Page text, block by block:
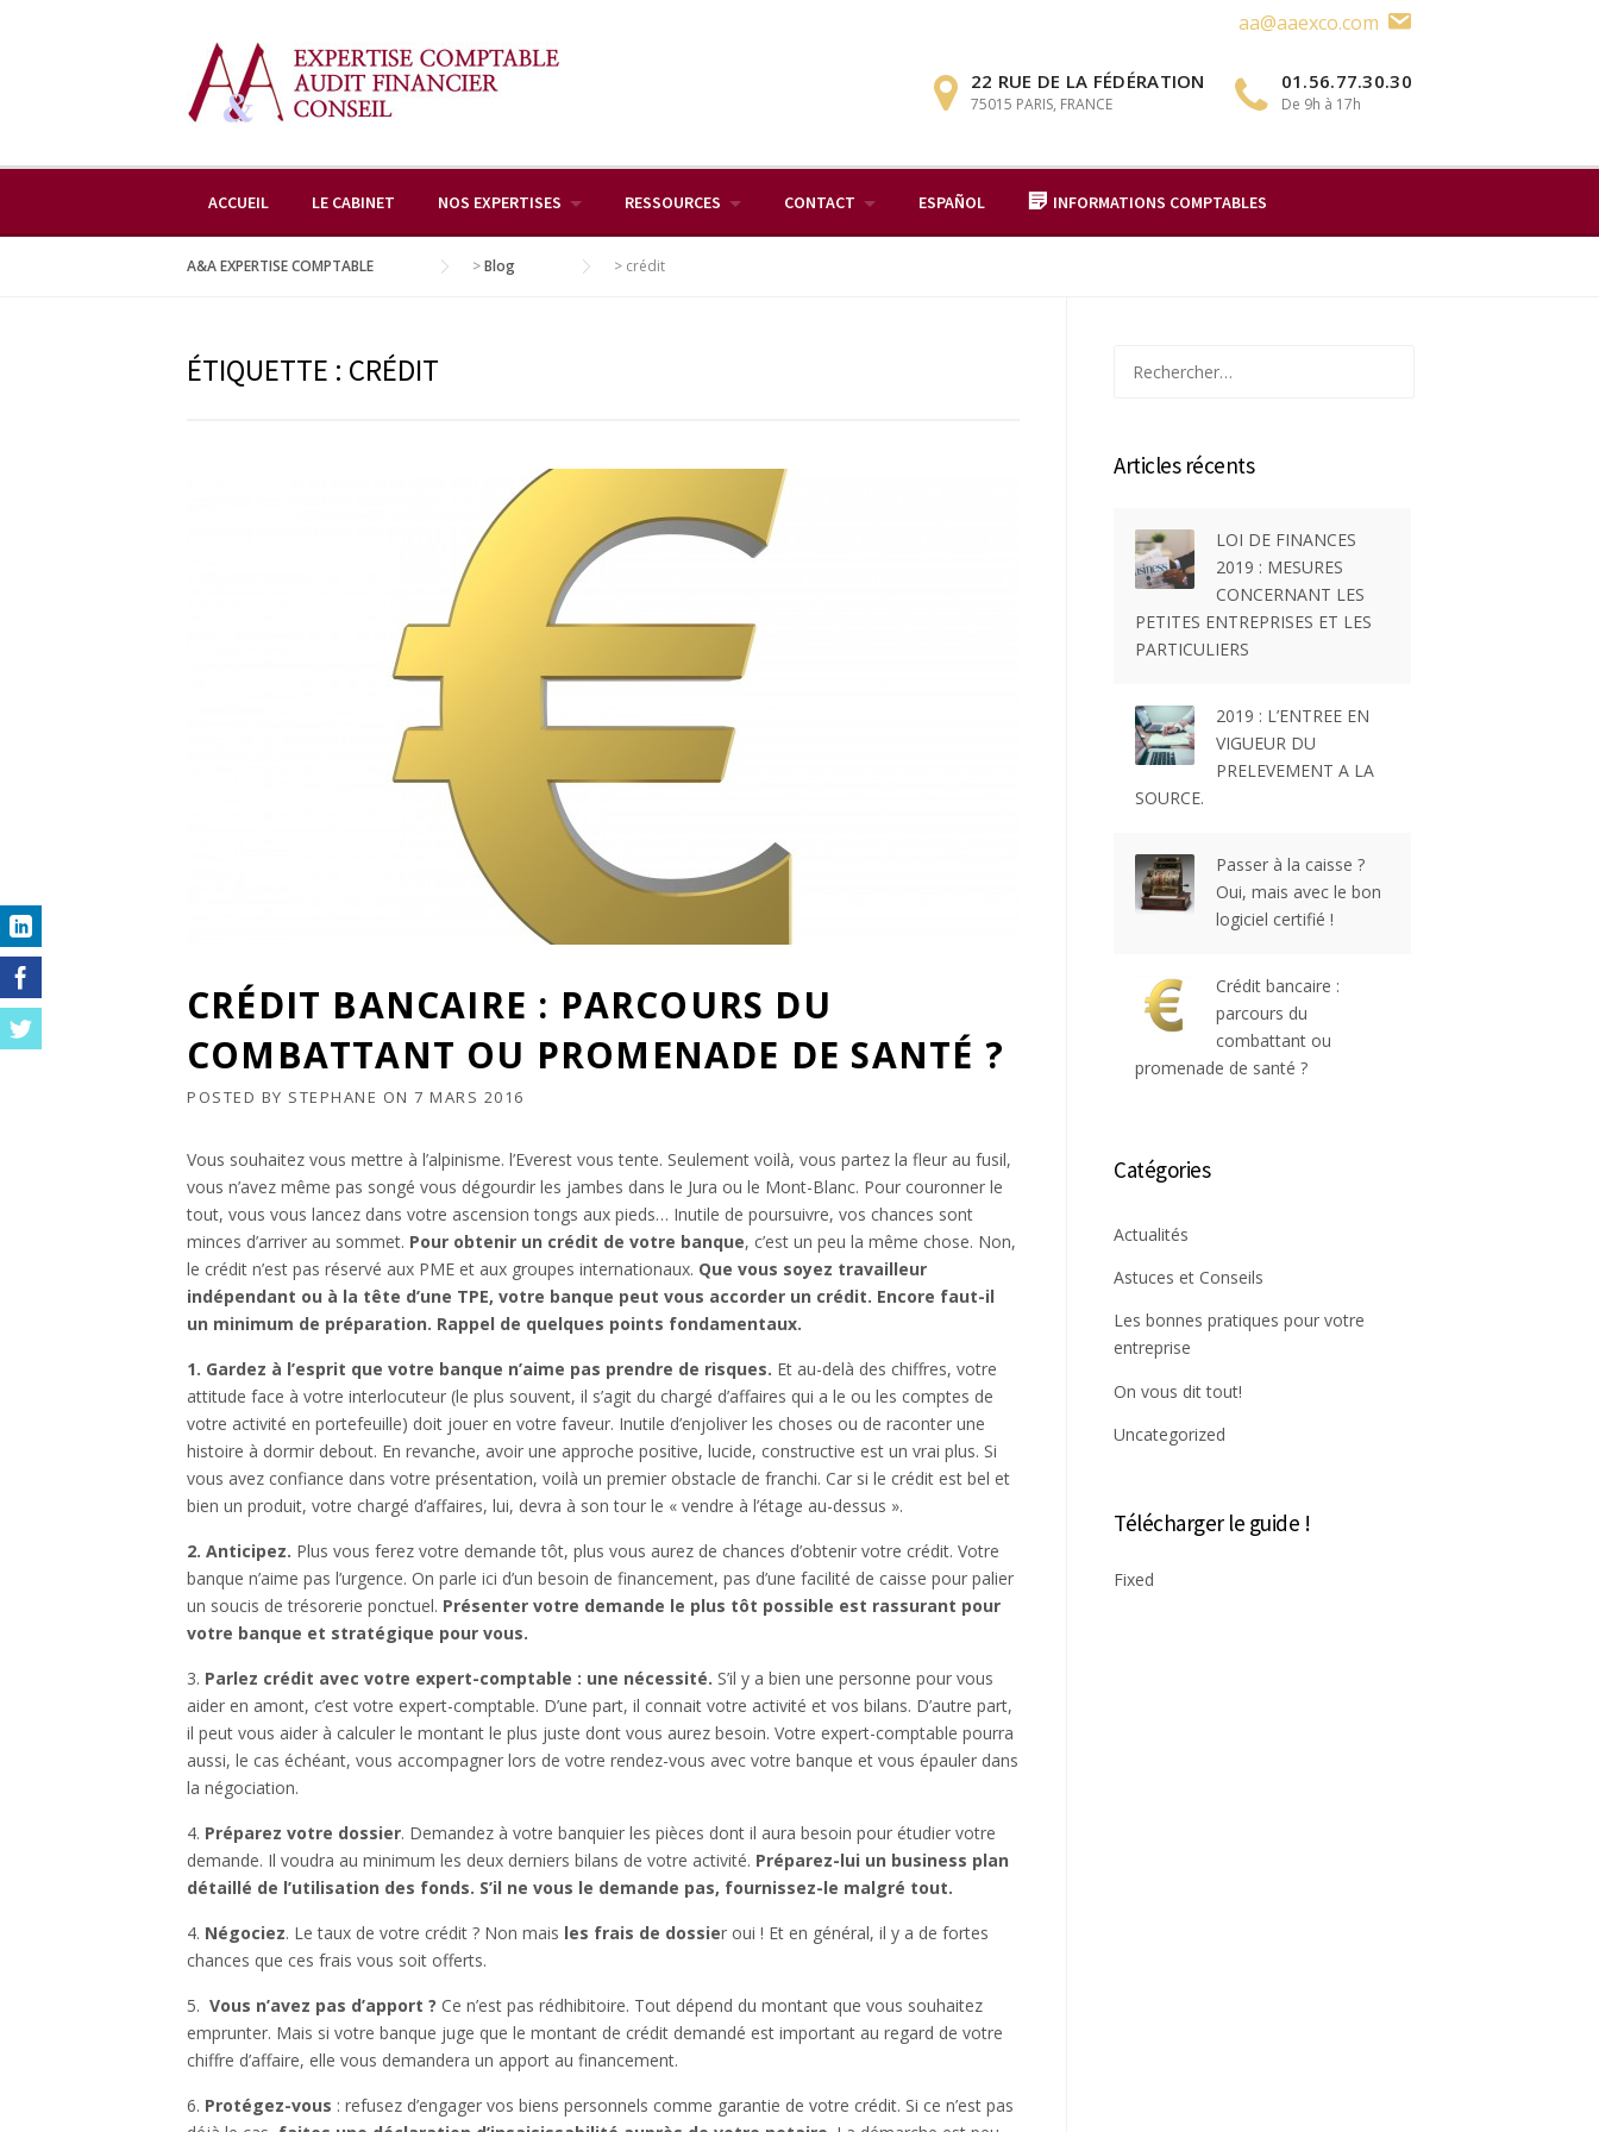
aa@aaexco.com
22 RUE DE LA FÉDÉRATION
75015 PARIS, FRANCE
01.56.77.30.30
De 9h à 17h
ACCUEIL LE CABINET NOS EXPERTISES RESSOURCES CONTACT ESPAÑOL INFORMATIONS COMPTABLES
A&A EXPERTISE COMPTABLE >Blog > crédit
ÉTIQUETTE : CRÉDIT
CRÉDIT BANCAIRE : PARCOURS DU
COMBATTANT OU PROMENADE DE SANTÉ ?
POSTED BY STEPHANE ON 7 MARS 2016
Vous souhaitez vous mettre à l’alpinisme. l’Everest vous tente. Seulement voilà, vous partez la fleur au fusil,
vous n’avez même pas songé vous dégourdir les jambes dans le Jura ou le Mont-Blanc. Pour couronner le
tout, vous vous lancez dans votre ascension tongs aux pieds… Inutile de poursuivre, vos chances sont
minces d’arriver au sommet. Pour obtenir un crédit de votre banque, c’est un peu la même chose. Non,
le crédit n’est pas réservé aux PME et aux groupes internationaux. Que vous soyez travailleur
indépendant ou à la tête d’une TPE, votre banque peut vous accorder un crédit. Encore faut-il
un minimum de préparation. Rappel de quelques points fondamentaux.
1. Gardez à l’esprit que votre banque n’aime pas prendre de risques. Et au-delà des chiffres, votre
attitude face à votre interlocuteur (le plus souvent, il s’agit du chargé d’affaires qui a le ou les comptes de
votre activité en portefeuille) doit jouer en votre faveur. Inutile d’enjoliver les choses ou de raconter une
histoire à dormir debout. En revanche, avoir une approche positive, lucide, constructive est un vrai plus. Si
vous avez confiance dans votre présentation, voilà un premier obstacle de franchi. Car si le crédit est bel et
bien un produit, votre chargé d’affaires, lui, devra à son tour le « vendre à l’étage au-dessus ».
2. Anticipez. Plus vous ferez votre demande tôt, plus vous aurez de chances d’obtenir votre crédit. Votre
banque n’aime pas l’urgence. On parle ici d’un besoin de financement, pas d’une facilité de caisse pour palier
un soucis de trésorerie ponctuel. Présenter votre demande le plus tôt possible est rassurant pour
votre banque et stratégique pour vous.
3. Parlez crédit avec votre expert-comptable : une nécessité. S’il y a bien une personne pour vous
aider en amont, c’est votre expert-comptable. D’une part, il connait votre activité et vos bilans. D’autre part,
il peut vous aider à calculer le montant le plus juste dont vous aurez besoin. Votre expert-comptable pourra
aussi, le cas échéant, vous accompagner lors de votre rendez-vous avec votre banque et vous épauler dans
la négociation.
4. Préparez votre dossier. Demandez à votre banquier les pièces dont il aura besoin pour étudier votre
demande. Il voudra au minimum les deux derniers bilans de votre activité. Préparez-lui un business plan
détaillé de l’utilisation des fonds. S’il ne vous le demande pas, fournissez-le malgré tout.
4. Négociez. Le taux de votre crédit ? Non mais les frais de dossier oui ! Et en général, il y a de fortes
chances que ces frais vous soit offerts.
5. Vous n’avez pas d’apport ? Ce n’est pas rédhibitoire. Tout dépend du montant que vous souhaitez
emprunter. Mais si votre banque juge que le montant de crédit demandé est important au regard de votre
chiffre d’affaire, elle vous demandera un apport au financement.
6. Protégez-vous : refusez d’engager vos biens personnels comme garantie de votre crédit. Si ce n’est pas
Articles récents
LOI DE FINANCES
2019 : MESURES
CONCERNANT LES
PETITES ENTREPRISES ET LES
PARTICULIERS
2019 : L’ENTREE EN
VIGUEUR DU
PRELEVEMENT A LA
SOURCE.
Passer à la caisse ?
Oui, mais avec le bon
logiciel certifié !
Crédit bancaire :
parcours du
combattant ou
promenade de santé ?
Catégories
Actualités
Astuces et Conseils
Les bonnes pratiques pour votre
entreprise
On vous dit tout!
Uncategorized
Télécharger le guide !
Fixed